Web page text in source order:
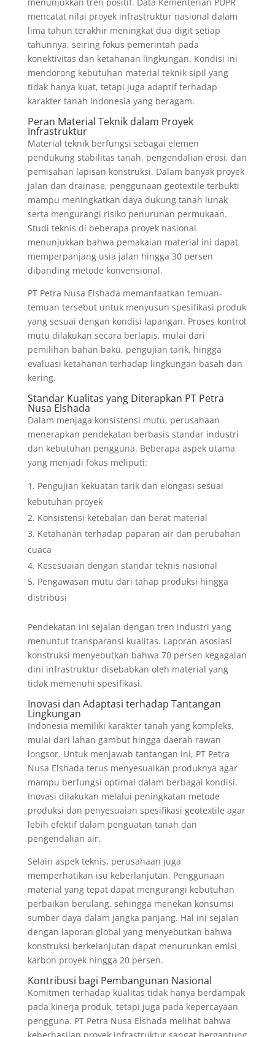
menunjukkan tren positif. Data Kementerian PUPR
mencatat nilai proyek infrastruktur nasional dalam
lima tahun terakhir meningkat dua digit setiap
tahunnya, seiring fokus pemerintah pada
konektivitas dan ketahanan lingkungan. Kondisi ini
mendorong kebutuhan material teknik sipil yang
tidak hanya kuat, tetapi juga adaptif terhadap
karakter tanah Indonesia yang beragam.
Peran Material Teknik dalam Proyek
Infrastruktur
Material teknik berfungsi sebagai elemen
pendukung stabilitas tanah, pengendalian erosi, dan
pemisahan lapisan konstruksi. Dalam banyak proyek
jalan dan drainase, penggunaan geotextile terbukti
mampu meningkatkan daya dukung tanah lunak
serta mengurangi risiko penurunan permukaan.
Studi teknis di beberapa proyek nasional
menunjukkan bahwa pemakaian material ini dapat
memperpanjang usia jalan hingga 30 persen
dibanding metode konvensional.
PT Petra Nusa Elshada memanfaatkan temuan-
temuan tersebut untuk menyusun spesifikasi produk
yang sesuai dengan kondisi lapangan. Proses kontrol
mutu dilakukan secara berlapis, mulai dari
pemilihan bahan baku, pengujian tarik, hingga
evaluasi ketahanan terhadap lingkungan basah dan
kering.
Standar Kualitas yang Diterapkan PT Petra
Nusa Elshada
Dalam menjaga konsistensi mutu, perusahaan
menerapkan pendekatan berbasis standar industri
dan kebutuhan pengguna. Beberapa aspek utama
yang menjadi fokus meliputi:
Pengujian kekuatan tarik dan elongasi sesuai
kebutuhan proyek
Konsistensi ketebalan dan berat material
Ketahanan terhadap paparan air dan perubahan
cuaca
Kesesuaian dengan standar teknis nasional
Pengawasan mutu dari tahap produksi hingga
distribusi
Pendekatan ini sejalan dengan tren industri yang
menuntut transparansi kualitas. Laporan asosiasi
konstruksi menyebutkan bahwa 70 persen kegagalan
dini infrastruktur disebabkan oleh material yang
tidak memenuhi spesifikasi.
Inovasi dan Adaptasi terhadap Tantangan
Lingkungan
Indonesia memiliki karakter tanah yang kompleks,
mulai dari lahan gambut hingga daerah rawan
longsor. Untuk menjawab tantangan ini, PT Petra
Nusa Elshada terus menyesuaikan produknya agar
mampu berfungsi optimal dalam berbagai kondisi.
Inovasi dilakukan melalui peningkatan metode
produksi dan penyesuaian spesifikasi geotextile agar
lebih efektif dalam penguatan tanah dan
pengendalian air.
Selain aspek teknis, perusahaan juga
memperhatikan isu keberlanjutan. Penggunaan
material yang tepat dapat mengurangi kebutuhan
perbaikan berulang, sehingga menekan konsumsi
sumber daya dalam jangka panjang. Hal ini sejalan
dengan laporan global yang menyebutkan bahwa
konstruksi berkelanjutan dapat menurunkan emisi
karbon proyek hingga 20 persen.
Kontribusi bagi Pembangunan Nasional
Komitmen terhadap kualitas tidak hanya berdampak
pada kinerja produk, tetapi juga pada kepercayaan
pengguna. PT Petra Nusa Elshada melihat bahwa